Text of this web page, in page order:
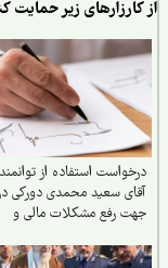
زیر حمایت کنید:
استفاده از توانمندی
سعید محمدی دورکی در
رفع مشکلات مالی و